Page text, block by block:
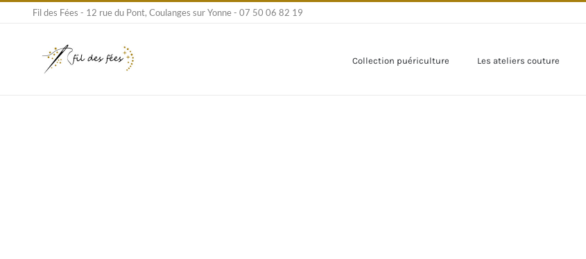
PasserFil des Fées - 12 rue du Pont, Coulanges sur Yonne - 07 50 06 82 19
Collection puériculture Les ateliers couture